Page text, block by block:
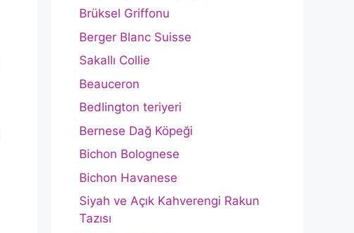
Brüksel Griffonu
Berger Blanc Suisse
Sakallı Collie
Beauceron
Bedlington teriyeri
Bernese Dağ Köpeği
Bichon Bolognese
Bichon Havanese
Siyah ve Açık Kahverengi Rakun
Tazısı